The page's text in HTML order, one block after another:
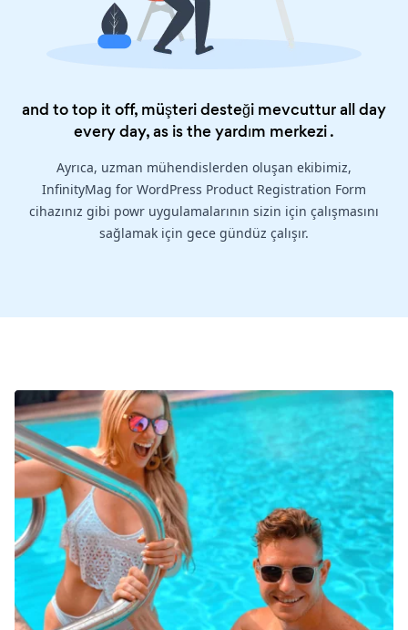
and to top it off, müşteri desteği mevcuttur all day
every day, as is theyardım merkezi.
Ayrıca, uzman mühendislerden oluşan ekibimiz,
InfinityMag for WordPress Product Registration Form
cihazınız gibi powr uygulamalarının sizin için çalışmasını
sağlamak için gece gündüz çalışır.